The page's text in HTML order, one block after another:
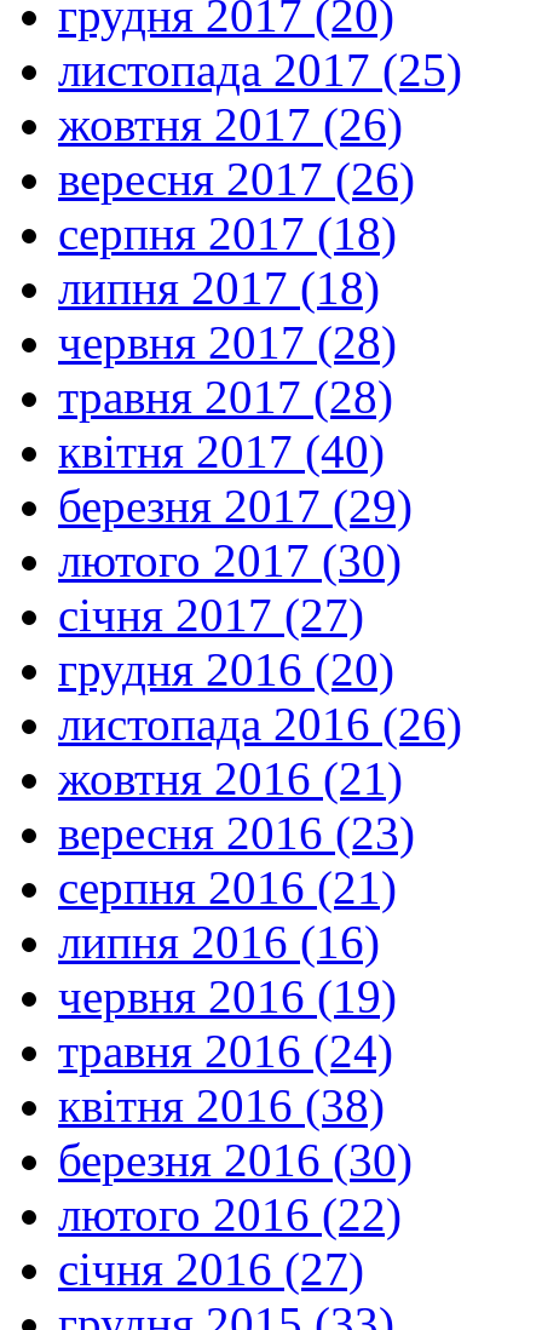
грудня 2017 (20)
листопада 2017 (25)
жовтня 2017 (26)
вересня 2017 (26)
серпня 2017 (18)
липня 2017 (18)
червня 2017 (28)
травня 2017 (28)
квітня 2017 (40)
березня 2017 (29)
лютого 2017 (30)
січня 2017 (27)
грудня 2016 (20)
листопада 2016 (26)
жовтня 2016 (21)
вересня 2016 (23)
серпня 2016 (21)
липня 2016 (16)
червня 2016 (19)
травня 2016 (24)
квітня 2016 (38)
березня 2016 (30)
лютого 2016 (22)
січня 2016 (27)